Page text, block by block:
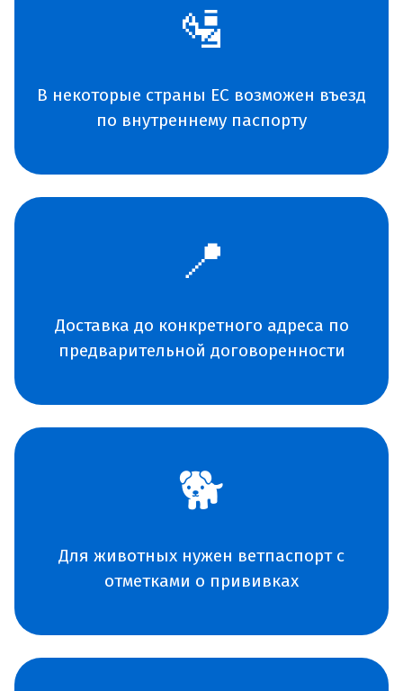
🛂
В некоторые страны ЕС возможен въезд
по внутреннему паспорту
📍
Доставка до конкретного адреса по
предварительной договоренности
🐕
Для животных нужен ветпаспорт с
отметками о прививках